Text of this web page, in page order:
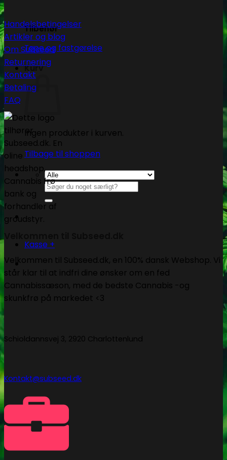
Tilbehør
Tape og fastgørelse
Kurv
Ingen produkter i kurven.
Tilbage til shoppen
Søg
efter:
Kasse +
Handelsbetingelser
Artikler og blog
Om Subseed
Returnering
Kontakt
Betaling
FAQ
Velkommen til Subseed.dk, en 100% dansk Webshop. Vi
står klar til at indfri dine ønsker om en fed
Cannabissæson, med de bedste Cannabis -og
skunkfrø på markedet <3
Schioldannsvej 3, 2920 Charlottenlund
Kontakt@subseed.dk